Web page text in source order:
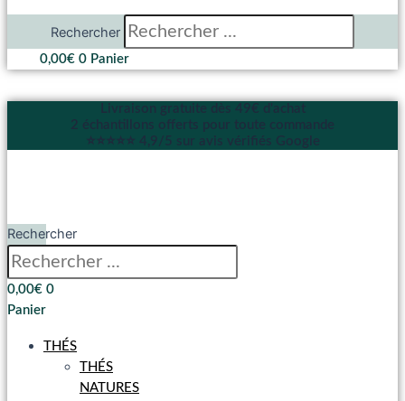
Rechercher
0,00€ 0 Panier
Livraison gratuite dès 49€ d'achat
2 échantillons offerts pour toute commande
⭐⭐⭐⭐⭐ 4,9/5 sur avis vérifiés Google
Rechercher
0,00€ 0
Panier
THÉS
THÉS
NATURES